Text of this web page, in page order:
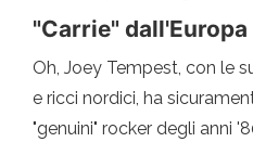
"Carrie" dall'Europa
Oh, Joey Tempest, con le
e ricci nordici, ha
"genuini" rocker degli anni